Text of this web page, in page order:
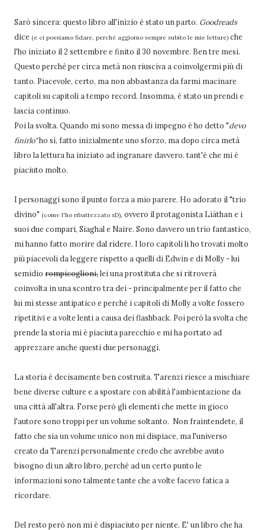
Sarò sincera: questo libro all'inizio è stato un parto. Goodreads
dice (e ci possiamo fidare, perché aggiorno sempre subito le mie letture) che
l'ho iniziato il 2 settembre e finito il 30 novembre. Ben tre mesi.
Questo perché per circa metà non riusciva a coinvolgermi più di
tanto. Piacevole, certo, ma non abbastanza da farmi macinare
capitoli su capitoli a tempo record. Insomma, è stato un prendi e
lascia continuo.
Poi la svolta. Quando mi sono messa di impegno è ho detto "devo
finirlo"ho sì, fatto inizialmente uno sforzo, ma dopo circa metà
libro la lettura ha iniziato ad ingranare davvero. tant'è che mi è
piaciuto molto.
I personaggi sono il punto forza a mio parere. Ho adorato il "trio
divino" (come l'ho ribattezzato xD), ovvero il protagonista Liàthan e i
suoi due compari, Siaghal e Naire. Sono davvero un trio fantastico,
mi hanno fatto morire dal ridere. I loro capitoli li ho trovati molto
più piacevoli da leggere rispetto a quelli di Edwin e di Molly - lui
semidio rompicoglioni,lei una prostituta che si ritroverà
coinvolta in una scontro tra dei - principalmente per il fatto che
lui mi stesse antipatico e perché i capitoli di Molly a volte fossero
ripetitivi e a volte lenti a causa dei flashback. Poi però la svolta che
prende la storia mi è piaciuta parecchio e mi ha portato ad
apprezzare anche questi due personaggi.
La storia è decisamente ben costruita. Tarenzi riesce a mischiare
bene diverse culture e a spostare con abilità l'ambientazione da
una città all'altra. Forse però gli elementi che mette in gioco
l'autore sono troppi per un volume soltanto. Non fraintendete, il
fatto che sia un volume unico non mi dispiace, ma l'universo
creato da Tarenzi personalmente credo che avrebbe avuto
bisogno di un altro libro, perché ad un certo punto le
informazioni sono talmente tante che a volte facevo fatica a
ricordare.
Del resto però non mi è dispiaciuto per niente. E' un libro che ha